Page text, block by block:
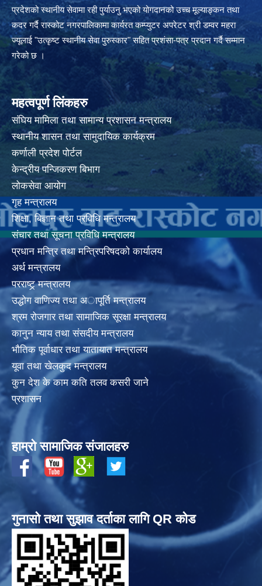
प्रदेशको स्थानीय सेवामा रही पुर्याउनु भएको योगदानको उच्च मूल्याङ्कन तथा
कदर गर्दै रास्कोट नगरपालिकामा कार्यरत कम्प्युटर अपरेटर श्री डम्वर महरा
ज्यूलाई "उत्कृष्ट स्थानीय सेवा पुरुस्कार" सहित प्रशंसा-पत्र प्रदान गर्दै सम्मान
गरेको छ ।
महत्वपूर्ण लिंकहरु
संघिय मामिला तथा सामान्य प्रशासन मन्त्रालय
स्थानीय शासन तथा सामुदायिक कार्यक्रम
कर्णाली प्रदेश पोर्टल
केन्द्रीय पन्जिकरण बिभाग
लोकसेवा आयोग
गृह मन्त्रालय
शिक्षा, बिज्ञान तथा प्रविधि मन्त्रालय
संचार तथा सूचना प्रविधि मन्त्रालय
प्रधान मन्त्रि तथा मन्त्रिपरिषदको कार्यालय
अर्थ मन्त्रालय
परराष्ट्र् मन्त्रालय
उद्धोग वाणिज्य तथा अापूर्ति मन्त्रालय
श्रम रोजगार तथा सामाजिक सूरक्षा मन्त्रालय
कानुन न्याय तथा संसदीय मन्त्रालय
भाैतिक पूर्वाधार तथा यातायात मन्त्रालय
यूवा तथा खेलकुद मन्त्रालय
कुन देश के काम कति तलव कसरी जाने
प्रशासन
हाम्रो सामाजिक संजालहरु
गुनासो तथा सुझाव दर्ताका लागि QR कोड